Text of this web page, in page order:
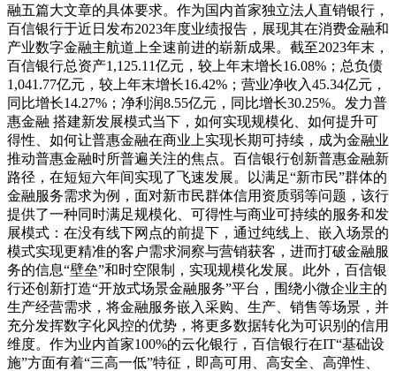
融五篇大文章的具体要求。作为国内首家独立法人直销银行，
百信银行于近日发布2023年度业绩报告，展现其在消费金融和
产业数字金融主航道上全速前进的崭新成果。截至2023年末，
百信银行总资产1,125.11亿元，较上年末增长16.08%；总负债
1,041.77亿元，较上年末增长16.42%；营业净收入45.34亿元，
同比增长14.27%；净利润8.55亿元，同比增长30.25%。发力普
惠金融 搭建新发展模式当下，如何实现规模化、如何提升可
得性、如何让普惠金融在商业上实现长期可持续，成为金融业
推动普惠金融时所普遍关注的焦点。百信银行创新普惠金融新
路径，在短短六年间实现了飞速发展。以满足“新市民”群体的
金融服务需求为例，面对新市民群体信用资质弱等问题，该行
提供了一种同时满足规模化、可得性与商业可持续的服务和发
展模式：在没有线下网点的前提下，通过纯线上、嵌入场景的
模式实现更精准的客户需求洞察与营销获客，进而打破金融服
务的信息“壁垒”和时空限制，实现规模化发展。此外，百信银
行还创新打造“开放式场景金融服务”平台，围绕小微企业主的
生产经营需求，将金融服务嵌入采购、生产、销售等场景，并
充分发挥数字化风控的优势，将更多数据转化为可识别的信用
维度。作为业内首家100%的云化银行，百信银行在IT“基础设
施”方面有着“三高一低”特征，即高可用、高安全、高弹性、